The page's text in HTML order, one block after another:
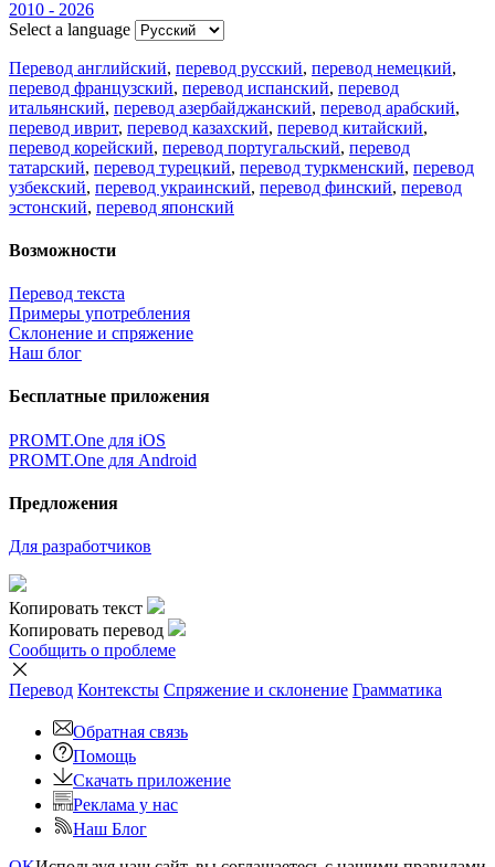
2010 - 2026
Select a language
Перевод английский, перевод русский, перевод немецкий,
перевод французский, перевод испанский, перевод
итальянский, перевод азербайджанский, перевод арабский,
перевод иврит, перевод казахский, перевод китайский,
перевод корейский, перевод португальский, перевод
татарский, перевод турецкий, перевод туркменский, перевод
узбекский, перевод украинский, перевод финский, перевод
эстонский, перевод японский
Возможности
Перевод текста
Примеры употребления
Склонение и спряжение
Наш блог
Бесплатные приложения
PROMT.One для iOS
PROMT.One для Android
Предложения
Для разработчиков
Копировать текст
Копировать перевод
Сообщить о проблеме
Перевод Контексты Спряжение и склонение Грамматика
Обратная связь
Помощь
Скачать приложение
Реклама у нас
Наш Блог